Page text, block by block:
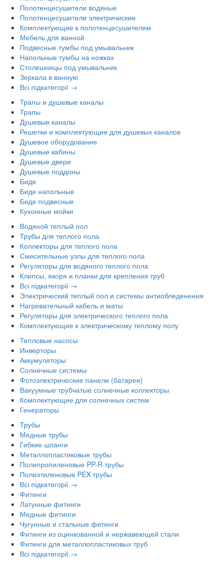
Полотенцесушители водяные
Полотенцесушители электричиские
Комплектующие к полотенцесушителям
Мебель для ванной
Подвесные тумбы под умывальник
Напольные тумбы на ножках
Столешницы под умывальник
Зеркала в ванную
Всі підкатегорії →
Трапы и душевые каналы
Трапы
Душевые каналы
Решетки и комплектующие для душевых каналов
Душевое оборудование
Душевые кабины
Душевые двери
Душевые поддоны
Биде
Биде напольные
Биде подвесные
Кухонные мойки
Водяной теплый пол
Трубы для теплого пола
Коллекторы для теплого пола
Смесительные узлы для теплого пола
Регуляторы для водяного теплого пола
Клипсы, якоря и планки для крепления труб
Всі підкатегорії →
Электрический теплый пол и системы антиобледенения
Нагревательный кабель и маты
Регуляторы для электрического теплого пола
Комплектующие к электрическому теплому полу
Тепловые насосы
Инверторы
Аккумуляторы
Солнечные системы
Фотоэлектрические панели (батареи)
Вакуумные трубчатые солнечные коллекторы
Комплектующие для солнечных систем
Генераторы
Трубы
Медные трубы
Гибкие шланги
Металлопластиковые трубы
Полипропиленовые PP-R трубы
Полиэтиленовые PEX трубы
Всі підкатегорії →
Фитинги
Латунные фитинги
Медные фитинги
Чугунные и стальные фитинги
Фитинги из оцинкованной и нержавеющей стали
Фитинги для металлопластиковых труб
Всі підкатегорії →